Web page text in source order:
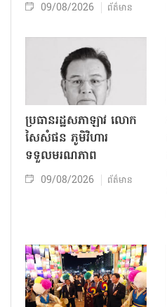
09/08/2026 ព័ត៌មាន
ប្រធានរដ្ឋសភាឡាវ លោក
សៃសំផន ភូមិវិហារ
ទទួលមរណភាព
09/08/2026 ព័ត៌មាន